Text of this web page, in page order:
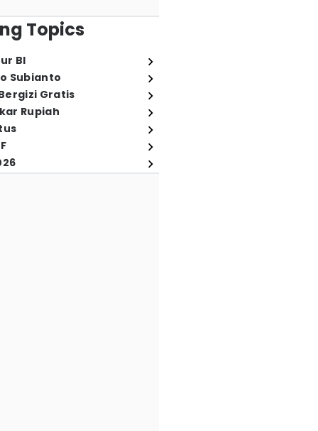
Topics
BI
Subianto
Gratis
Rupiah